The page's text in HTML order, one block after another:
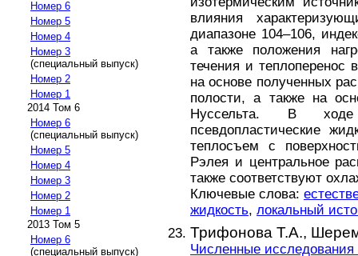
Номер 6
Номер 5
Номер 4
Номер 3
(специальный выпуск)
Номер 2
Номер 1
2014 Том 6
Номер 6
(специальный выпуск)
Номер 5
Номер 4
Номер 3
Номер 2
Номер 1
2013 Том 5
Номер 6
(специальный выпуск)
влияния
диапазоне 104–106,
а также положения
течения и теплоперенос
на основе полученных
полости, а также на
Нуссельта. В
псевдопластические
теплосъем с
Рэлея и центральное
также соответствуют
Ключевые слова:
жидкость, локальный
Трифонова Т.А.,
Численные